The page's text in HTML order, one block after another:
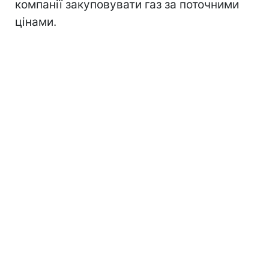
компанії закуповувати газ за поточними
цінами.